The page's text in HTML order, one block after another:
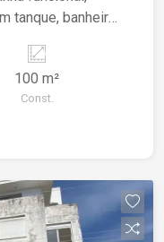
tanque, banheiro
social,
condomínio
100 m²
Const.